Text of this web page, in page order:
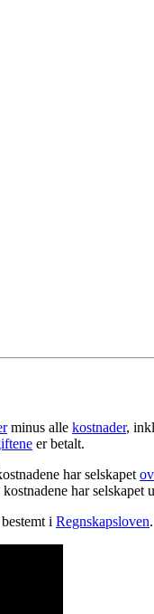
minus alle kostnader,
er betalt.
har selskapet
har selskapet
i Regnskapsloven.